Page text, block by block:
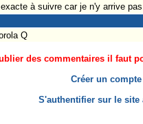
à suivre car je n'y arrive
Q
des commentaires il faut
Créer un
S'authentifier sur le site